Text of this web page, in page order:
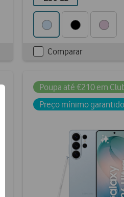
Checkbox
Comparar
Poupa até €210 em
Preço mínimo garantido